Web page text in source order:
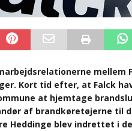
mellem
Kort tid efter, at Falck
at hjemtage
af brandkøretøjerne til
Heddinge blev indrettet i